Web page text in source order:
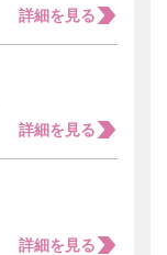
詳細を見る
詳細を見る
詳細を見る